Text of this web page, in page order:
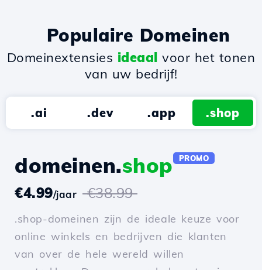
Populaire Domeinen
Domeinextensies ideaal voor het tonen
van uw bedrijf!
.ai .dev .app .shop
domeinen.shop PROMO
€4.99/jaar €38.99
.shop-domeinen zijn de ideale keuze voor
online winkels en bedrijven die klanten
van over de hele wereld willen